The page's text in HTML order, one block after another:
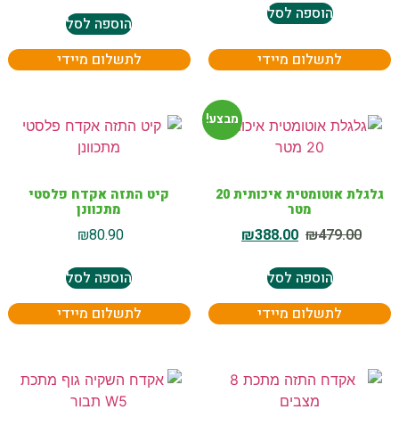
הוספה לסל
לתשלום מיידי
הוספה לסל
לתשלום מיידי
מבצע!
גלגלת אוטומטית איכותית 20
מטר
₪479.00
₪388.00
הוספה לסל
לתשלום מיידי
קיט התזה אקדח פלסטי
מתכוונן
₪80.90
הוספה לסל
לתשלום מיידי